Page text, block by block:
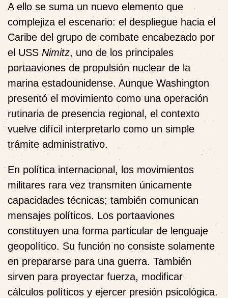
A ello se suma un nuevo elemento que
complejiza el escenario: el despliegue hacia el
Caribe del grupo de combate encabezado por
el USS Nimitz, uno de los principales
portaaviones de propulsión nuclear de la
marina estadounidense. Aunque Washington
presentó el movimiento como una operación
rutinaria de presencia regional, el contexto
vuelve difícil interpretarlo como un simple
trámite administrativo.
En política internacional, los movimientos
militares rara vez transmiten únicamente
capacidades técnicas; también comunican
mensajes políticos. Los portaaviones
constituyen una forma particular de lenguaje
geopolítico. Su función no consiste solamente
en prepararse para una guerra. También
sirven para proyectar fuerza, modificar
cálculos políticos y ejercer presión psicológica.